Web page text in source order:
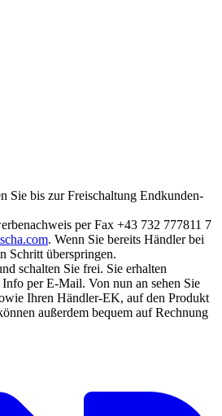
Sie bis zur Freischaltung Endkunden-
per Fax +43 732 777811 7
. Wenn Sie bereits Händler bei
Schritt überspringen.
schalten Sie frei. Sie erhalten
per E-Mail. Von nun an sehen Sie
Ihren Händler-EK, auf den Produkt
außerdem bequem auf Rechnung